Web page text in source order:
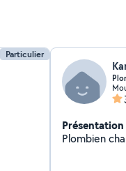
Particulier
Présentation